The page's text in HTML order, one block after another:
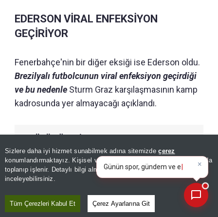
Sizlere daha iyi hizmet sunabilmek adına sitemizdeçerez
konumlandırmaktayız. Kişisel verileriniz, KVKK ve GDPR kapsamında
toplanıp işlenir. Detaylı bilgi almak içinAydınlatma Metnimizi
inceleyebilirsiniz.
Tüm Çerezleri Kabul Et Çerez Ayarlarına Git
EDERSON VİRAL ENFEKSİYON
GEÇİRİYOR
Fenerbahçe'nin bir diğer eksiği ise Ederson oldu.
Brezilyalı futbolcunun viral enfeksiyon geçirdiği
ve bu nedenle Sturm Graz karşılaşmasının kamp
kadrosunda yer almayacağı açıklandı.
Günün spor, gündem ve
ekonomi gelişmelerini analiz
edin!